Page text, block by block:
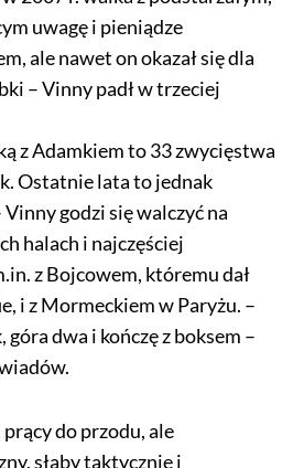
uwagę i pieniądze
ale nawet on okazał się dla
– Vinny padł w trzeciej
z Adamkiem to 33 zwycięstwa
Ostatnie lata to jednak
godzi się walczyć na
halach i najczęściej
z Bojcowem, któremu dał
i z Mormeckiem w Paryżu. –
góra dwa i kończę z boksem –
do przodu, ale
słaby taktycznie i